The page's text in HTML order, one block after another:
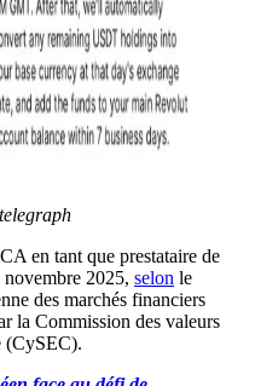
en tant que prestataire de
2025, selon le
des marchés financiers
la Commission des valeurs
(CySEC).